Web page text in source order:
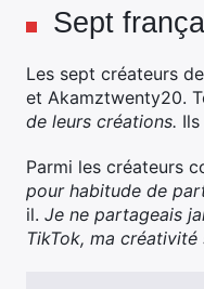
Sept
Les sept créateurs
et Akamztwenty20.
de leurs créations.
Parmi les créateurs
pour habitude de
il. Je ne partageais
TikTok, ma créativité